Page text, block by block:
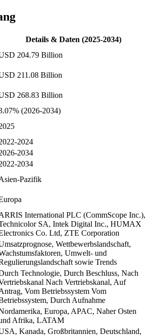
Details & Daten (2025-2034)
204.79 Billion
211.08 Billion
268.83 Billion
(2026-2034)
2024
2034
2034
Pazifik
International PLC (CommScope Inc.),
SA, Intek Digital Inc., HUMAX
Co. Ltd, ZTE Corporation
Wettbewerbslandschaft,
Umwelt- und
sowie Trends
Technologie, Durch Beschluss, Nach
Nach Vertriebskanal, Auf
Vom Betriebssystem Vom
Durch Aufnahme
Europa, APAC, Naher Osten
Afrika, LATAM
Kanada, Großbritannien, Deutschland,